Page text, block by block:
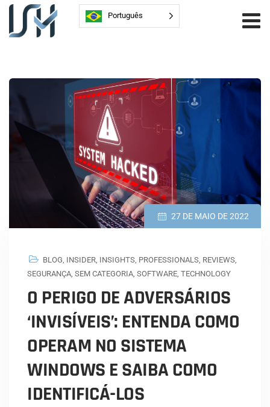
Português
27 DE MAIO DE 2022
BLOG INSIDER INSIGHTS PROFESSIONALS REVIEWS
SEGURANÇA SEM CATEGORIA SOFTWARE TECHNOLOGY
O PERIGO DE ADVERSÁRIOS
‘INVISÍVEIS’: ENTENDA COMO
OPERAM NO SISTEMA
WINDOWS E SAIBA COMO
IDENTIFICÁ-LOS